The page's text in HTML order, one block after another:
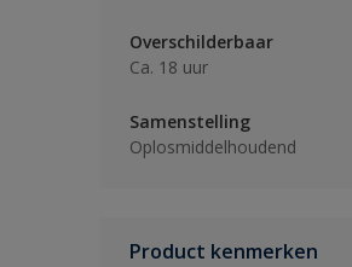
Overschilderbaar
Ca. 18 uur
Samenstelling
Oplosmiddelhoudend
Product kenmerken